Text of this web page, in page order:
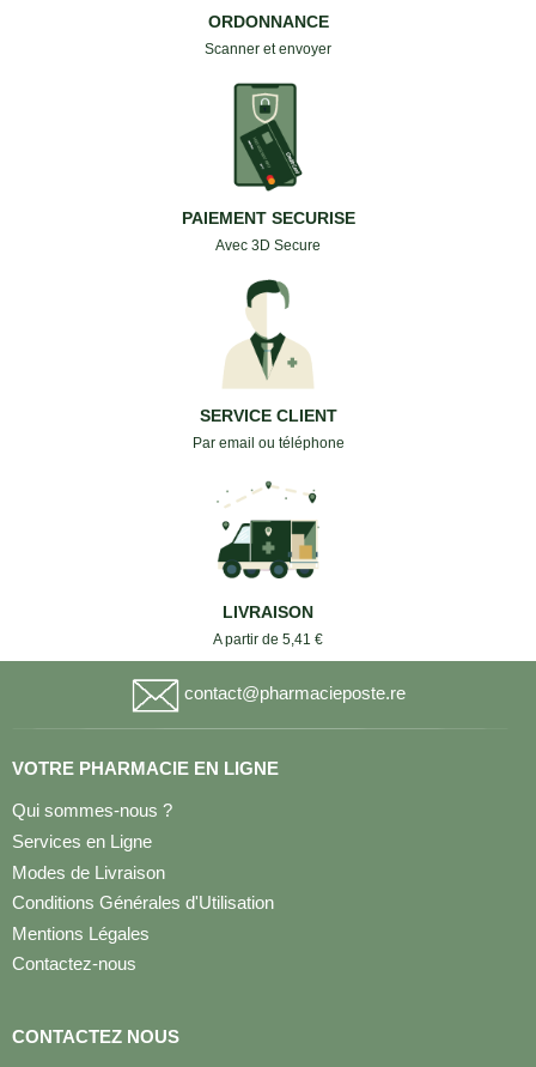
ORDONNANCE
Scanner et envoyer
PAIEMENT SECURISE
Avec 3D Secure
SERVICE CLIENT
Par email ou téléphone
LIVRAISON
A partir de 5,41 €
contact@pharmacieposte.re
VOTRE PHARMACIE EN LIGNE
Qui sommes-nous ?
Services en Ligne
Modes de Livraison
Conditions Générales d'Utilisation
Mentions Légales
Contactez-nous
CONTACTEZ NOUS